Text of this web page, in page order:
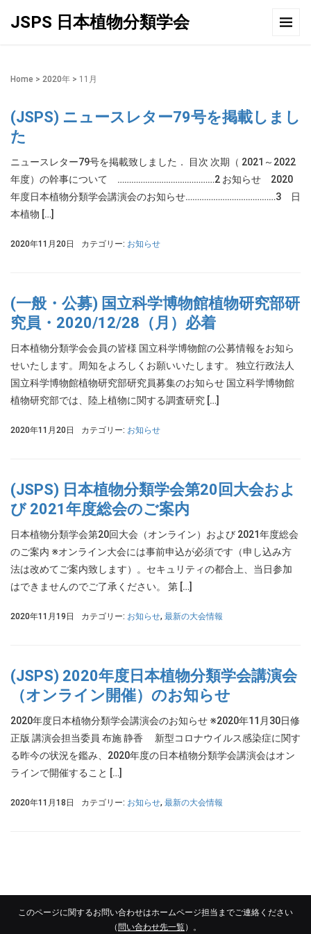
JSPS 日本植物分類学会
Home > 2020年 > 11月
(JSPS) ニュースレター79号を掲載しまし
た
ニュースレター79号を掲載致しました． 目次 次期（ 2021～2022
年度）の幹事について ……………………………………2 お知らせ 2020
年度日本植物分類学会講演会のお知らせ…………………………………3 日
本植物 […]
2020年11月20日 カテゴリー: お知らせ
(一般・公募) 国立科学博物館植物研究部研
究員・2020/12/28（月）必着
日本植物分類学会会員の皆様 国立科学博物館の公募情報をお知ら
せいたします。周知をよろしくお願いいたします。 独立行政法人
国立科学博物館植物研究部研究員募集のお知らせ 国立科学博物館
植物研究部では、陸上植物に関する調査研究 […]
2020年11月20日 カテゴリー: お知らせ
(JSPS) 日本植物分類学会第20回大会およ
び 2021年度総会のご案内
日本植物分類学会第20回大会（オンライン）および 2021年度総会
のご案内 ※オンライン大会には事前申込が必須です（申し込み方
法は改めてご案内致します）。セキュリティの都合上、当日参加
はできませんのでご了承ください。 第 […]
2020年11月19日 カテゴリー: お知らせ, 最新の大会情報
(JSPS) 2020年度日本植物分類学会講演会
（オンライン開催）のお知らせ
2020年度日本植物分類学会講演会のお知らせ ※2020年11月30日修
正版 講演会担当委員 布施 静香 新型コロナウイルス感染症に関す
る昨今の状況を鑑み、2020年度の日本植物分類学会講演会はオン
ラインで開催すること […]
2020年11月18日 カテゴリー: お知らせ, 最新の大会情報
このページに関するお問い合わせはホームページ担当までご連絡ください
（ 問い合わせ先一覧）。